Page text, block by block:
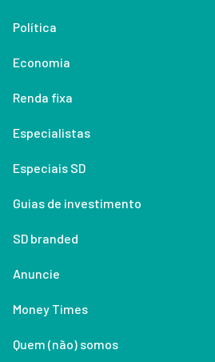
Política
Economia
Renda fixa
Especialistas
Especiais SD
Guias de investimento
SD branded
Anuncie
Money Times
Quem (não) somos